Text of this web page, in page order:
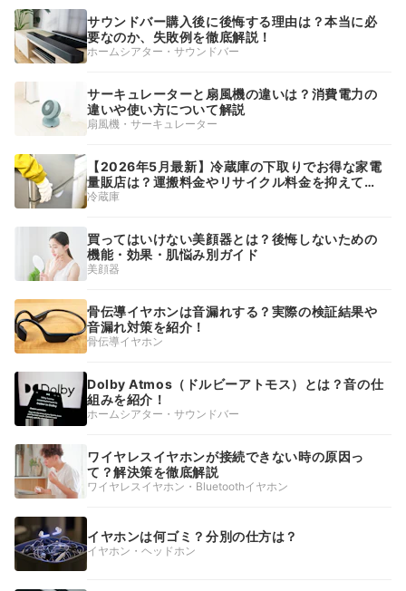
サウンドバー購入後に後悔する理由は？本当に必
要なのか、失敗例を徹底解説！
ホームシアター・サウンドバー
サーキュレーターと扇風機の違いは？消費電力の
違いや使い方について解説
扇風機・サーキュレーター
【2026年5月最新】冷蔵庫の下取りでお得な家電
量販店は？運搬料金やリサイクル料金を抑えて賢
く処分
冷蔵庫
買ってはいけない美顔器とは？後悔しないための
機能・効果・肌悩み別ガイド
美顔器
骨伝導イヤホンは音漏れする？実際の検証結果や
音漏れ対策を紹介！
骨伝導イヤホン
Dolby Atmos（ドルビーアトモス）とは？音の仕
組みを紹介！
ホームシアター・サウンドバー
ワイヤレスイヤホンが接続できない時の原因っ
て？解決策を徹底解説
ワイヤレスイヤホン・Bluetoothイヤホン
イヤホンは何ゴミ？分別の仕方は？
イヤホン・ヘッドホン